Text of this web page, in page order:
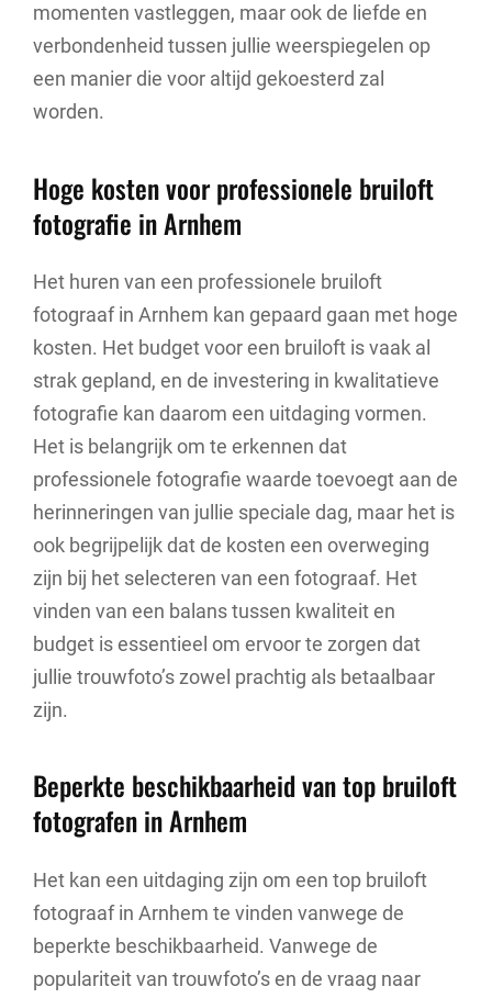
momenten vastleggen, maar ook de liefde en
verbondenheid tussen jullie weerspiegelen op
een manier die voor altijd gekoesterd zal
worden.
Hoge kosten voor professionele bruiloft
fotografie in Arnhem
Het huren van een professionele bruiloft
fotograaf in Arnhem kan gepaard gaan met hoge
kosten. Het budget voor een bruiloft is vaak al
strak gepland, en de investering in kwalitatieve
fotografie kan daarom een uitdaging vormen.
Het is belangrijk om te erkennen dat
professionele fotografie waarde toevoegt aan de
herinneringen van jullie speciale dag, maar het is
ook begrijpelijk dat de kosten een overweging
zijn bij het selecteren van een fotograaf. Het
vinden van een balans tussen kwaliteit en
budget is essentieel om ervoor te zorgen dat
jullie trouwfoto’s zowel prachtig als betaalbaar
zijn.
Beperkte beschikbaarheid van top bruiloft
fotografen in Arnhem
Het kan een uitdaging zijn om een top bruiloft
fotograaf in Arnhem te vinden vanwege de
beperkte beschikbaarheid. Vanwege de
populariteit van trouwfoto’s en de vraag naar